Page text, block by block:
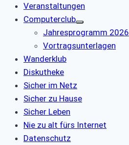
Veranstaltungen
Computerclub
Jahresprogramm 2026
Vortragsunterlagen
Wanderklub
Diskutheke
Sicher im Netz
Sicher zu Hause
Sicher Leben
Nie zu alt fürs Internet
Datenschutz